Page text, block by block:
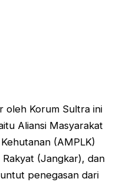
oleh Korum Sultra ini
Aliansi Masyarakat
(AMPLK)
(Jangkar), dan
penegasan dari